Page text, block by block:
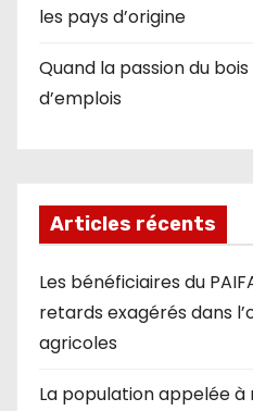
les pays d’origine
Quand la passion du
d’emplois
Articles récents
Les bénéficiaires du
retards exagérés dans
agricoles
La population appelée